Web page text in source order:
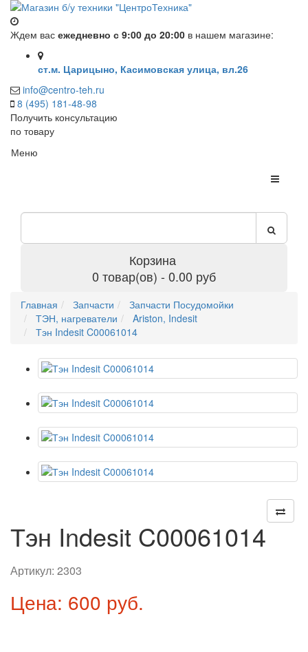
Ждем вас ежедневно с 9:00 до 20:00 в нашем магазине:
ст.м. Царицыно, Касимовская улица, вл.26
info@centro-teh.ru
8 (495) 181-48-98
Получить консультацию
по товару
Меню
Корзина
0 товар(ов) - 0.00 руб
Главная Запчасти
Запчасти Посудомойки
ТЭН, нагреватели
Ariston, Indesit
Тэн Indesit C00061014
Тэн Indesit C00061014
Артикул: 2303
Цена: 600 руб.